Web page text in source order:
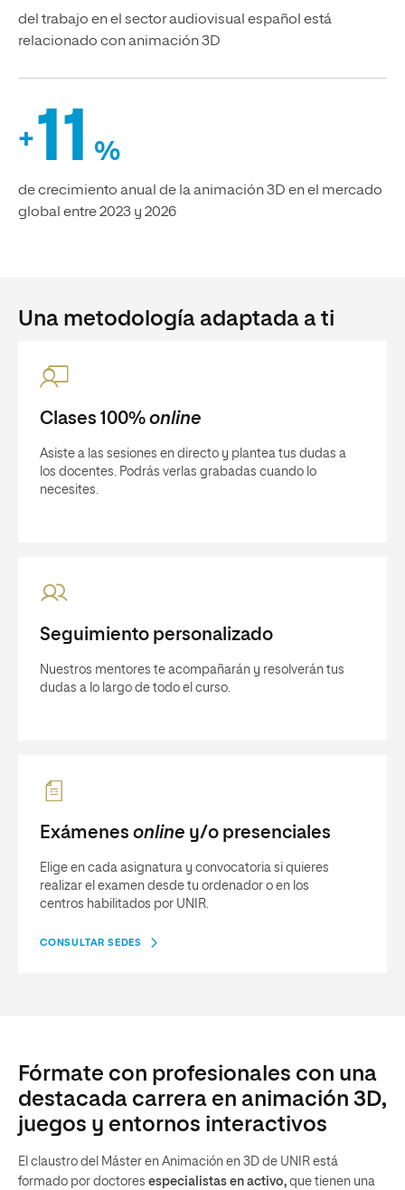
del trabajo en el sector audiovisual español está
relacionado con animación 3D
+11 %
de crecimiento anual de la animación 3D en el mercado
global entre 2023 y 2026
Una metodología adaptada a ti
Clases 100% online
Asiste a las sesiones en directo y plantea tus dudas a
los docentes. Podrás verlas grabadas cuando lo
necesites.
Seguimiento personalizado
Nuestros mentores te acompañarán y resolverán tus
dudas a lo largo de todo el curso.
Exámenes online y/o presenciales
Elige en cada asignatura y convocatoria si quieres
realizar el examen desde tu ordenador o en los
centros habilitados por UNIR.
CONSULTAR SEDES
Fórmate con profesionales con una
destacada carrera en animación 3D,
juegos y entornos interactivos
El claustro del Máster en Animación en 3D de UNIR está
formado por doctores especialistas en activo, que tienen una